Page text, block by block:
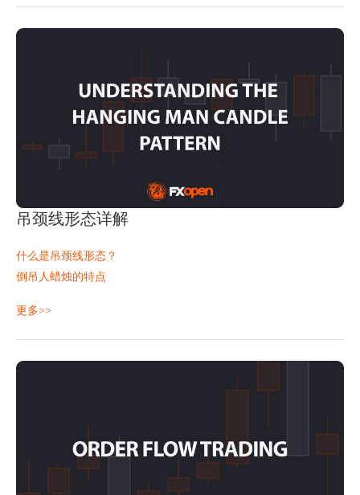
特斯拉股价历史
到 2030 年，
吊颈线形态详解
什么是吊颈线形态？
倒吊人蜡烛的特点
交易吊颈线形态
倒吊人图案的局限性
吊颈线形态与类似K线形态
更多>>